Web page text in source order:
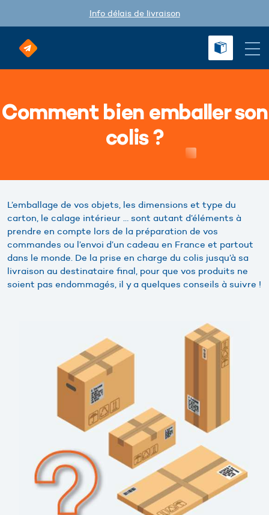
Info délais de livraison
Comment bien emballer son
colis ?
L’emballage de vos objets, les dimensions et type du
carton, le calage intérieur … sont autant d’éléments à
prendre en compte lors de la préparation de vos
commandes ou l’envoi d’un cadeau en France et partout
dans le monde. De la prise en charge du colis jusqu’à sa
livraison au destinataire final, pour que vos produits ne
soient pas endommagés, il y a quelques conseils à suivre !